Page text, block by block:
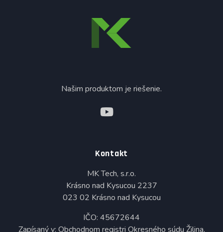
Našim produktom je riešenie.
Kontakt
MK Tech, s.r.o.
Krásno nad Kysucou 2237
023 02 Krásno nad Kysucou
IČO: 45672644
Zapísaný v: Obchodnom registri Okresného súdu Žilina,